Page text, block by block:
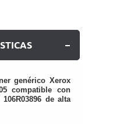
genérico Xerox
compatible con
106R03896 de alta